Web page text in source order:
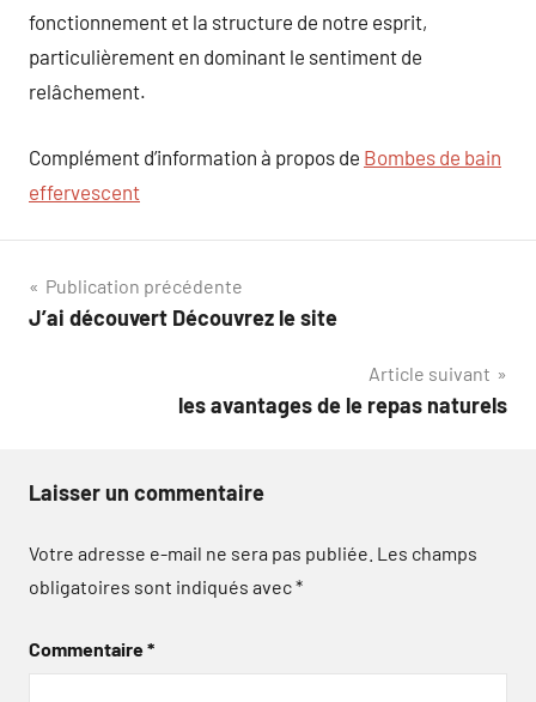
fonctionnement et la structure de notre esprit,
particulièrement en dominant le sentiment de
relâchement.
Complément d’information à propos de Bombes de bain
effervescent
Navigation
de
Publication précédente
J’ai découvert Découvrez le site
Article suivant
les avantages de le repas naturels
Laisser un commentaire
Votre adresse e-mail ne sera pas publiée. Les champs
obligatoires sont indiqués avec*
Commentaire*